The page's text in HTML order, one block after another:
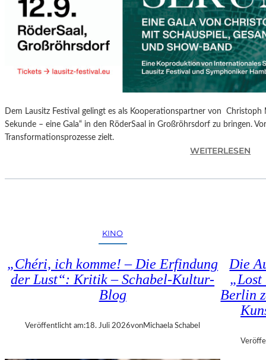
S
P
R
O
G
R
A
M
I
W
N
D
–
K
Ü
S
Dem Lausitz Festival gelingt es als Kooperationspartner von Christoph
Sekunde – eine Gala“ in den RöderSaal in Großröhrsdorf zu bringen.
Transformationsprozesse zielt.
WEITERLESEN
H
H
M
A
R
T
A
KINO
„Chéri, ich komme! – Die Erfindung
der Lust“: Kritik – Schabel-Kultur-
Blog
Veröffentlicht am:18. Juli 2026vonMichaela Schabel
Die
Berlin